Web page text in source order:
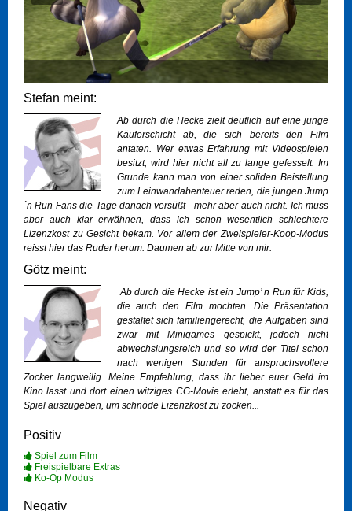
Stefan meint:
Ab durch die Hecke zielt deutlich auf eine junge
Käuferschicht ab, die sich bereits den Film
antaten. Wer etwas Erfahrung mit Videospielen
besitzt, wird hier nicht all zu lange gefesselt. Im
Grunde kann man von einer soliden Beistellung
zum Leinwandabenteuer reden, die jungen Jump
´n Run Fans die Tage danach versüßt - mehr aber auch nicht. Ich muss
aber auch klar erwähnen, dass ich schon wesentlich schlechtere
Lizenzkost zu Gesicht bekam. Vor allem der Zweispieler-Koop-Modus
reisst hier das Ruder herum. Daumen ab zur Mitte von mir.
Götz meint:
Ab durch die Hecke ist ein Jump’ n Run für Kids,
die auch den Film mochten. Die Präsentation
gestaltet sich familiengerecht, die Aufgaben sind
zwar mit Minigames gespickt, jedoch nicht
abwechslungsreich und so wird der Titel schon
nach wenigen Stunden für anspruchsvollere
Zocker langweilig. Meine Empfehlung, dass ihr lieber euer Geld im
Kino lasst und dort einen witziges CG-Movie erlebt, anstatt es für das
Spiel auszugeben, um schnöde Lizenzkost zu zocken...
Positiv
Spiel zum Film
Freispielbare Extras
Ko-Op Modus
Negativ